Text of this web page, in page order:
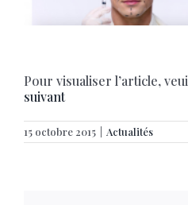
Pour visualiser l’article,
suivant
15 octobre 2015 Actualités